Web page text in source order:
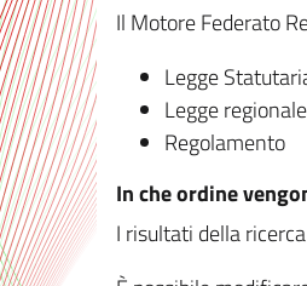
Il Motore Federato
Legge
Legge
Regolamento
In che ordine
I risultati della